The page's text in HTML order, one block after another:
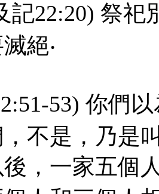
記22:20) 祭祀
絕‧
53) 你們
不是，乃是
，一家五個